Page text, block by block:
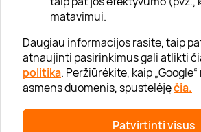
matavimui.
Daugiau informacijos rasite, taip
atnaujinti pasirinkimus gali atlikti
politika. Peržiūrėkite, kaip
asmens duomenis, spustelėjęčia.
Patvirtinti visus
Tinklaraštis
Informacija